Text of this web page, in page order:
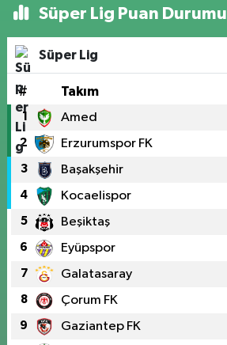
Süper Lig Puan Durumu
Süper Lig
# Takım
1 Amed
2 Erzurumspor FK
3 Başakşehir
4 Kocaelispor
5 Beşiktaş
6 Eyüpspor
7 Galatasaray
8 Çorum FK
9 Gaziantep FK